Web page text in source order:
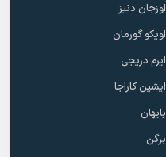
اوزجان دنیز
اویکو گورمان
ایرم دریجی
ایشین کاراجا
بایهان
برگن